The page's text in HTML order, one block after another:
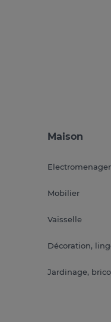
Maison
Electromenager
Mobilier
Vaisselle
Décoration,
Jardinage,